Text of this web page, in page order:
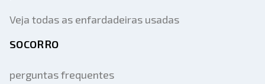
Veja todas as enfardadeiras usadas
SOCORRO
perguntas frequentes